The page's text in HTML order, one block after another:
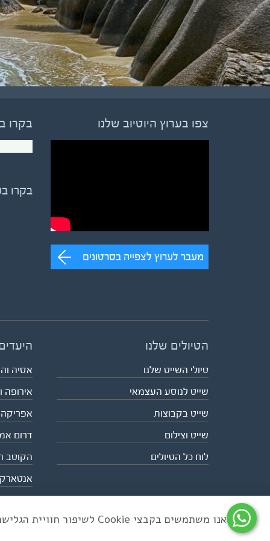
צפו בערוץ היוטיוב שלנו
מעבר לערוץ לצפייה בסרטונים
בקרו
בקרו
הטיולים שלנו
טיולי השייט שלנו
שייט לנוסע העצמאי
שייט בקבוצות
שייט וצילום
לוח כל הטיולים
אסיה
אירופה
אפריקה
דרום
הקוטב
כל הזכויות שמורות לאקו טיולי שטח | טלפון 03-6879090 | פקס 03-6879099 |
אנו משתמשים בקבצי Cookie לשיפור חוויית הגלישה ולניתוח שימוש באתר